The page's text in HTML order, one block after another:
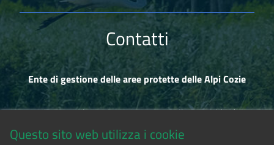
Contatti
Ente di gestione delle aree protette delle Alpi Cozie
Via Fransuà Fontan, 1 - 10050 Salbertrand (TO)
Questo sito web utilizza i cookie